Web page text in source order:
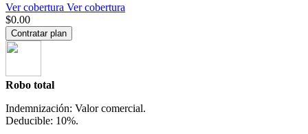
Ver cobertura Ver cobertura
$0.00
Contratar plan
Robo total
Indemnización: Valor comercial.
Deducible: 10%.